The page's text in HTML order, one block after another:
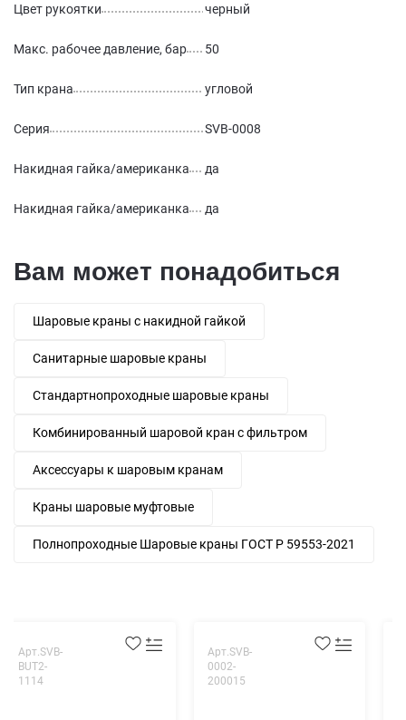
Цвет рукоятки черный
Макс. рабочее давление, бар 50
Тип крана угловой
Серия SVB-0008
Накидная гайка/американка да
Накидная гайка/американка да
Вам может понадобиться
Шаровые краны с накидной гайкой
Санитарные шаровые краны
Стандартнопроходные шаровые краны
Комбинированный шаровой кран с фильтром
Аксессуары к шаровым кранам
Краны шаровые муфтовые
Полнопроходные Шаровые краны ГОСТ Р 59553-2021
Арт.SVB-
BUT2-
1114
Арт.SVB-
0002-
200015